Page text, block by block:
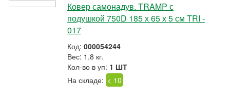
Ковер самонадув. TRAMP с
подушкой 750D 185 х 65 х 5 см TRI -
017
Код: 000054244
Вес: 1.8 кг.
Кол-во в уп: 1 ШТ
На складе: < 10